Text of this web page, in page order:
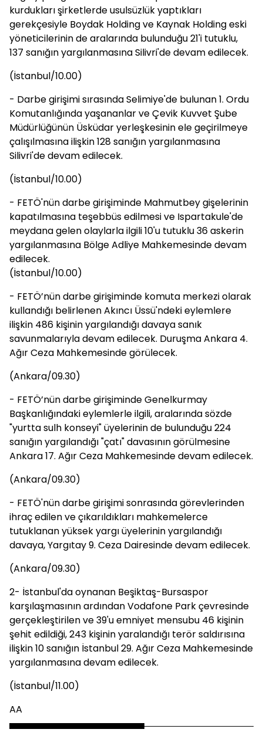
kurdukları şirketlerde usulsüzlük yaptıkları
gerekçesiyle Boydak Holding ve Kaynak Holding eski
yöneticilerinin de aralarında bulunduğu 21'i tutuklu,
137 sanığın yargılanmasına Silivri'de devam edilecek.
(İstanbul/10.00)
- Darbe girişimi sırasında Selimiye'de bulunan 1. Ordu
Komutanlığında yaşananlar ve Çevik Kuvvet Şube
Müdürlüğünün Üsküdar yerleşkesinin ele geçirilmeye
çalışılmasına ilişkin 128 sanığın yargılanmasına
Silivri'de devam edilecek.
(İstanbul/10.00)
- FETÖ'nün darbe girişiminde Mahmutbey gişelerinin
kapatılmasına teşebbüs edilmesi ve Ispartakule'de
meydana gelen olaylarla ilgili 10'u tutuklu 36 askerin
yargılanmasına Bölge Adliye Mahkemesinde devam
edilecek.
(İstanbul/10.00)
- FETÖ’nün darbe girişiminde komuta merkezi olarak
kullandığı belirlenen Akıncı Üssü'ndeki eylemlere
ilişkin 486 kişinin yargılandığı davaya sanık
savunmalarıyla devam edilecek. Duruşma Ankara 4.
Ağır Ceza Mahkemesinde görülecek.
(Ankara/09.30)
- FETÖ’nün darbe girişiminde Genelkurmay
Başkanlığındaki eylemlerle ilgili, aralarında sözde
"yurtta sulh konseyi" üyelerinin de bulunduğu 224
sanığın yargılandığı "çatı" davasının görülmesine
Ankara 17. Ağır Ceza Mahkemesinde devam edilecek.
(Ankara/09.30)
- FETÖ'nün darbe girişimi sonrasında görevlerinden
ihraç edilen ve çıkarıldıkları mahkemelerce
tutuklanan yüksek yargı üyelerinin yargılandığı
davaya, Yargıtay 9. Ceza Dairesinde devam edilecek.
(Ankara/09.30)
2- İstanbul'da oynanan Beşiktaş-Bursaspor
karşılaşmasının ardından Vodafone Park çevresinde
gerçekleştirilen ve 39'u emniyet mensubu 46 kişinin
şehit edildiği, 243 kişinin yaralandığı terör saldırısına
ilişkin 10 sanığın İstanbul 29. Ağır Ceza Mahkemesinde
yargılanmasına devam edilecek.
(İstanbul/11.00)
AA